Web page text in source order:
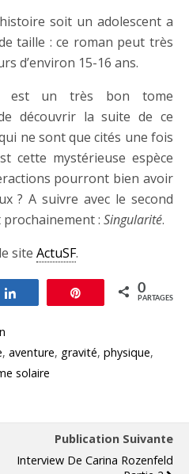
soit un adolescent a
taille : ce roman peut très
d’environ 15-16 ans.
un très bon tome
découvrir la suite de ce
ne sont que cités une fois
cette mystérieuse espèce
pourront bien avoir
? A suivre avec le second
: Singularité.
site ActuSF.
Épingle 0
PARTAGES
, aventure, gravité, physique,
solaire
Publication Suivante
Interview De Carina Rozenfeld